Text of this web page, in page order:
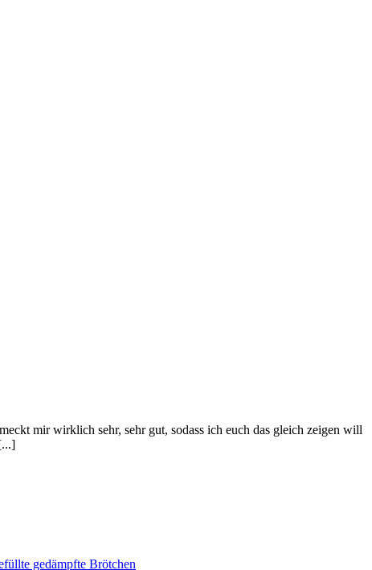
mir wirklich sehr, sehr gut, sodass ich euch das gleich zeigen will
gedämpfte Brötchen